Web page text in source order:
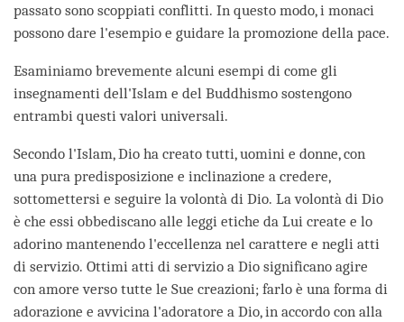
passato sono scoppiati conflitti. In questo modo, i monaci
possono dare l'esempio e guidare la promozione della pace.
Esaminiamo brevemente alcuni esempi di come gli
insegnamenti dell'Islam e del Buddhismo sostengono
entrambi questi valori universali.
Secondo l'Islam, Dio ha creato tutti, uomini e donne, con
una pura predisposizione e inclinazione a credere,
sottomettersi e seguire la volontà di Dio. La volontà di Dio
è che essi obbediscano alle leggi etiche da Lui create e lo
adorino mantenendo l'eccellenza nel carattere e negli atti
di servizio. Ottimi atti di servizio a Dio significano agire
con amore verso tutte le Sue creazioni; farlo è una forma di
adorazione e avvicina l'adoratore a Dio, in accordo con alla